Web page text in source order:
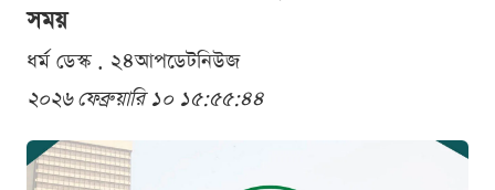
সময়
ধর্ম ডেস্ক . ২৪আপডেটনিউজ
২০২৬ ফেব্রুয়ারি ১০ ১৫:৫৫:৪৪